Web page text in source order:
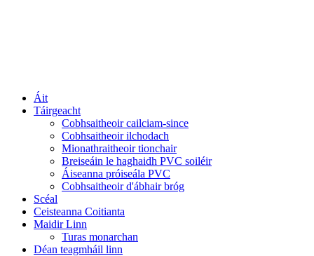
Áit
Táirgeacht
Cobhsaitheoir cailciam-since
Cobhsaitheoir ilchodach
Mionathraitheoir tionchair
Breiseáin le haghaidh PVC soiléir
Áiseanna próiseála PVC
Cobhsaitheoir d'ábhair bróg
Scéal
Ceisteanna Coitianta
Maidir Linn
Turas monarchan
Déan teagmháil linn